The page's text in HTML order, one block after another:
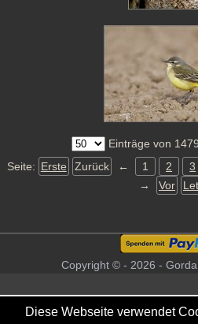
Einträge von
Seite: Erste Zurück ← 1 2 3
→
Vor
Copyright © - 2026 -
Diese Webseite verwendet